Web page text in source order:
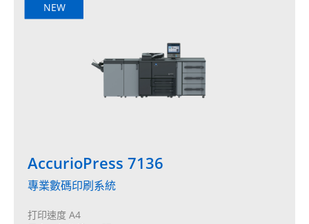
NEW
AccurioPress 7136
專業數碼印刷系統
打印速度 A4